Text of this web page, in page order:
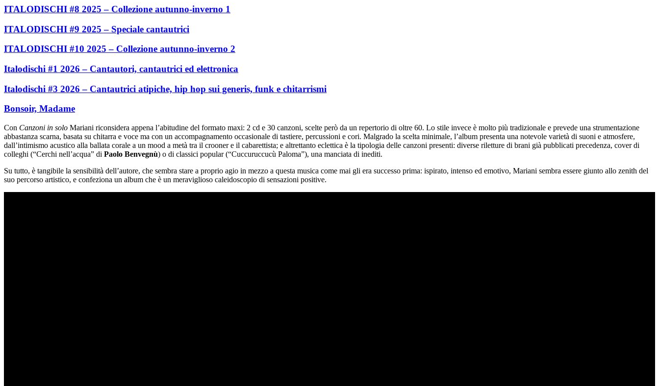
ITALODISCHI #8 2025 – Collezione autunno-inverno 1
ITALODISCHI #9 2025 – Speciale cantautrici
ITALODISCHI #10 2025 – Collezione autunno-inverno 2
Italodischi #1 2026 – Cantautori, cantautrici ed elettronica
Italodischi #3 2026 – Cantautrici atipiche, hip hop sui generis, funk e chitarrismi
Bonsoir, Madame
Con Canzoni in solo Mariani riconsidera appena l’abitudine del formato maxi: 2 cd e 30 canzoni, scelte però da un repertorio di oltre 60. Lo stile invece è molto più tradizionale e prevede una strumentazione
abbastanza scarna, basata su chitarra e voce ma con un accompagnamento occasionale di tastiere, percussioni e cori. Malgrado la scelta minimale, l’album presenta una notevole varietà di suoni e atmosfere,
dall’intimismo acustico alla ballata corale a un mood a metà tra il crooner e il cabarettista; e altrettanto eclettica è la tipologia delle canzoni presenti: diverse riletture di brani già pubblicati precedenza, cover di
colleghi (“Cerchi nell’acqua” di Paolo Benvegnù) o di classici popular (“Cuccuruccucù Paloma”), una manciata di inediti.
Su tutto, è tangibile la sensibilità dell’autore, che sembra stare a proprio agio in mezzo a questa musica come mai gli era successo prima: ispirato, intenso ed emotivo, Mariani sembra essere giunto allo zenith del
suo percorso artistico, e confeziona un album che è un meraviglioso caleidoscopio di sensazioni positive.